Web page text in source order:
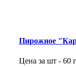
Пирожное
Цена за шт - 60 г